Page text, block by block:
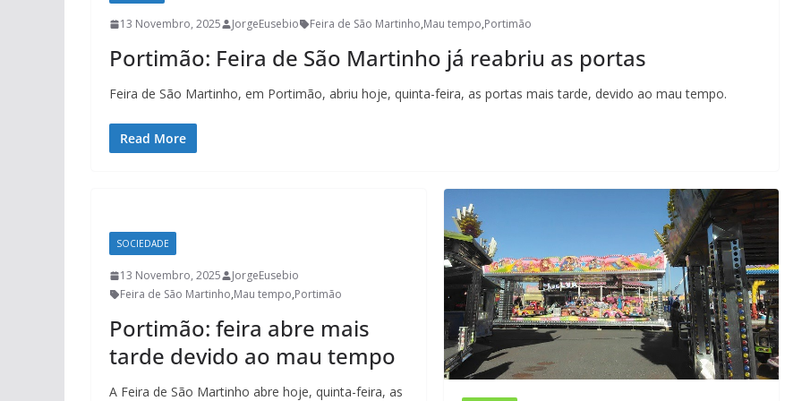
13 Novembro, 2025 JorgeEusebio Feira de São Martinho,Mau tempo,Portimão
Portimão: Feira de São Martinho já reabriu as portas
Feira de São Martinho, em Portimão, abriu hoje, quinta-feira, as portas mais tarde, devido ao mau tempo.
Read More
SOCIEDADE
13 Novembro, 2025
JorgeEusebio
Feira de São Martinho,Mau tempo,Portimão
Portimão: feira abre mais
tarde devido ao mau tempo
A Feira de São Martinho abre hoje, quinta-feira, as